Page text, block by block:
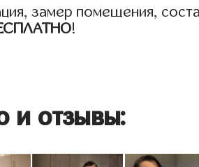
замер помещения,
!
и отзывы: